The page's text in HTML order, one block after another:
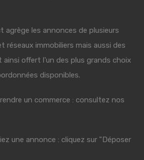
agrège les annonces de plusieurs
réseaux immobiliers mais aussi des
ainsi offert l'un des plus grands choix
disponibles.
un commerce : consultez nos
une annonce : cliquez sur "Déposer